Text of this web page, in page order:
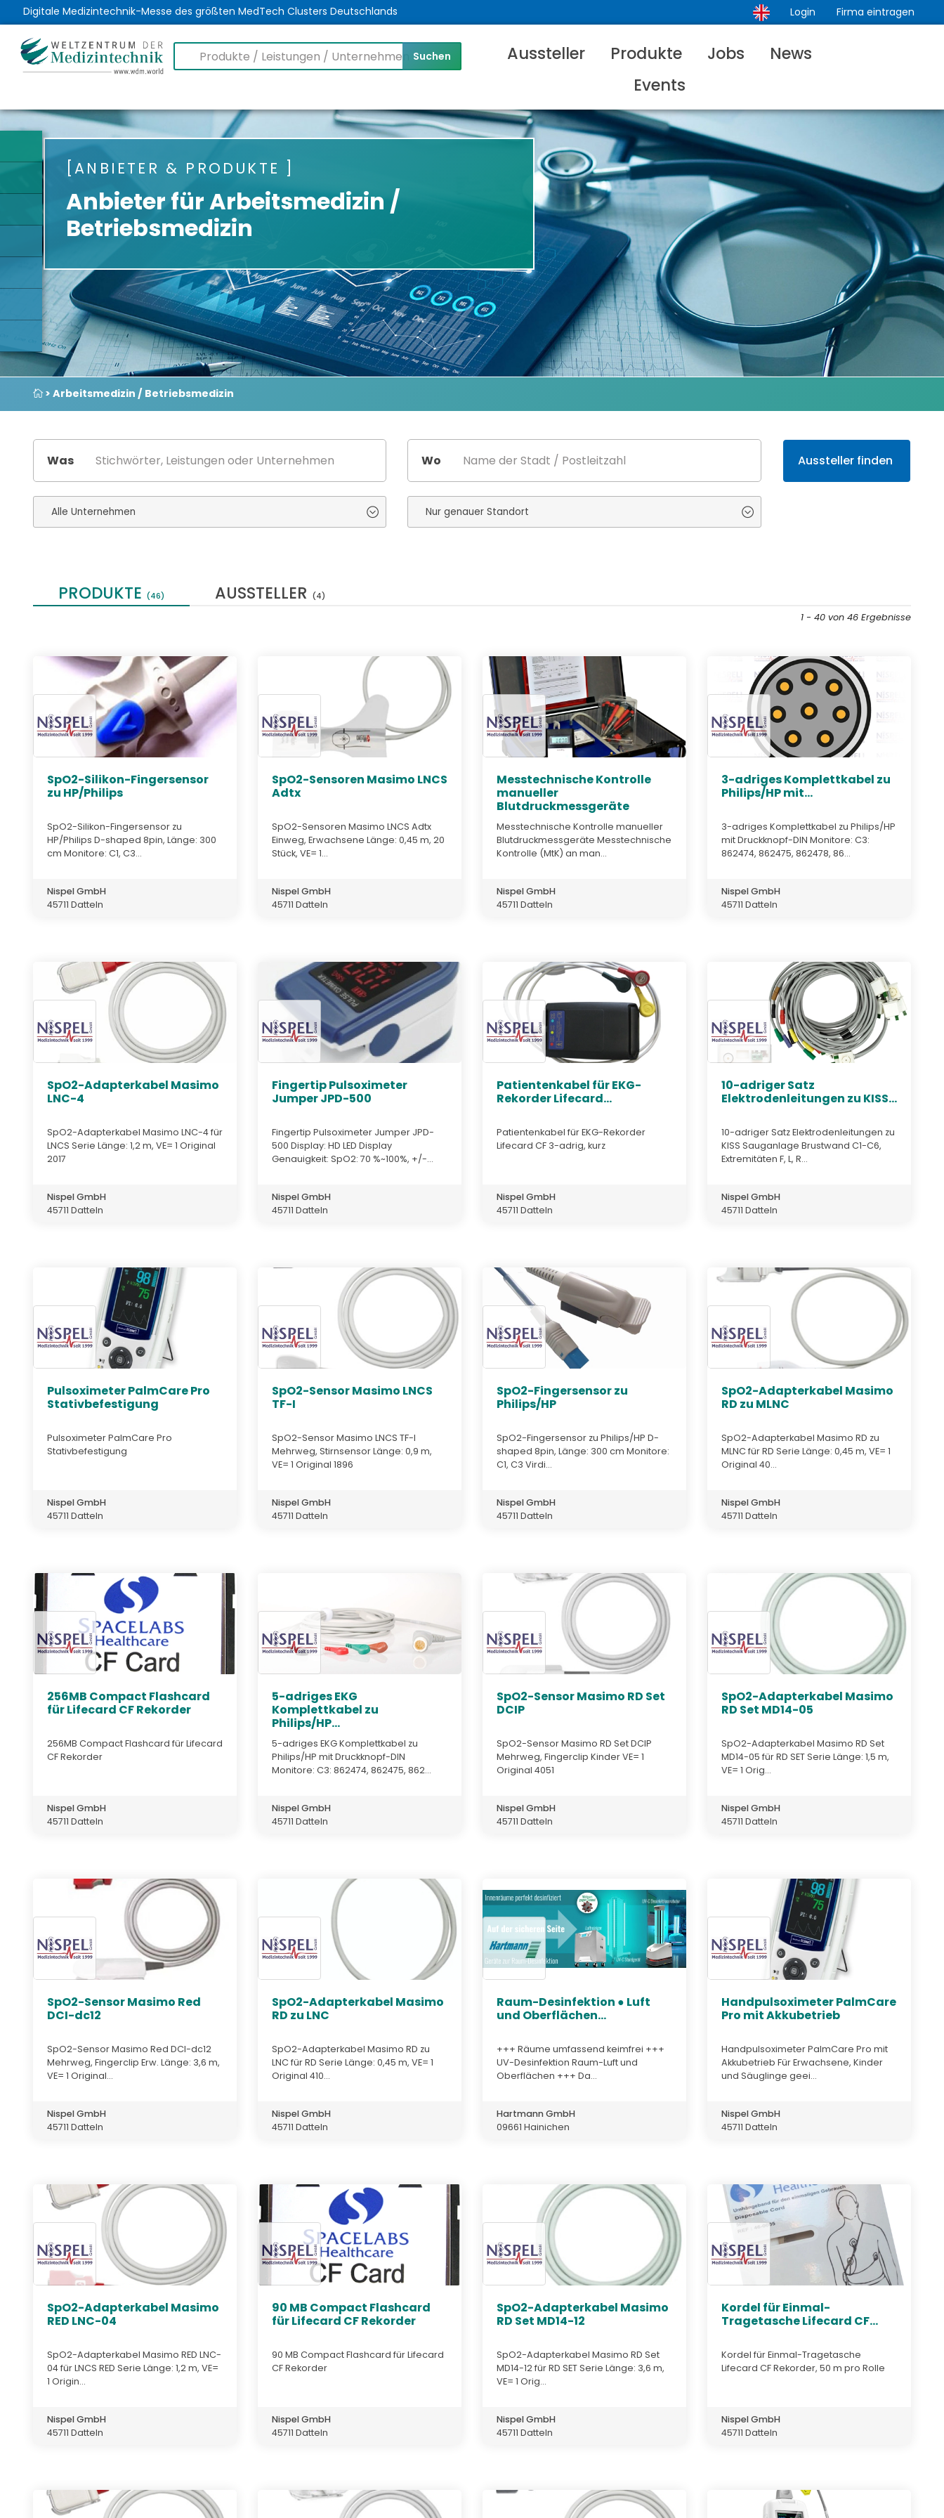
Digitale Medizintechnik-Messe des größten MedTech Clusters Deutschlands Login Firma eintragen
Aussteller Produkte Jobs
News
Events
ANBIETER & PRODUKTE
Anbieter für Arbeitsmedizin /
Betriebsmedizin
> Arbeitsmedizin / Betriebsmedizin
Was Wo
PRODUKTE (46) AUSSTELLER (4)
1 - 40 von 46 Ergebnisse
SpO2-Silikon-Fingersensor
zu HP/Philips
SpO2-Silikon-Fingersensor zu
HP/Philips D-shaped 8pin, Länge: 300
cm Monitore: C1, C3...
Nispel GmbH
45711 Datteln
SpO2-Sensoren Masimo LNCS
Adtx
SpO2-Sensoren Masimo LNCS Adtx
Einweg, Erwachsene Länge: 0,45 m, 20
Stück, VE= 1...
Nispel GmbH
45711 Datteln
Messtechnische Kontrolle
manueller
Blutdruckmessgeräte
Messtechnische Kontrolle manueller
Blutdruckmessgeräte Messtechnische
Kontrolle (MtK) an man...
Nispel GmbH
45711 Datteln
3-adriges Komplettkabel zu
Philips/HP mit...
3-adriges Komplettkabel zu Philips/HP
mit Druckknopf-DIN Monitore: C3:
862474, 862475, 862478, 86...
Nispel GmbH
45711 Datteln
SpO2-Adapterkabel Masimo
LNC-4
SpO2-Adapterkabel Masimo LNC-4 für
LNCS Serie Länge: 1,2 m, VE= 1 Original
2017
Nispel GmbH
45711 Datteln
Fingertip Pulsoximeter
Jumper JPD-500
Fingertip Pulsoximeter Jumper JPD-
500 Display: HD LED Display
Genauigkeit: SpO2: 70 %~100%, +/-...
Nispel GmbH
45711 Datteln
Patientenkabel für EKG-
Rekorder Lifecard...
Patientenkabel für EKG-Rekorder
Lifecard CF 3-adrig, kurz
Nispel GmbH
45711 Datteln
10-adriger Satz
Elektrodenleitungen zu KISS...
10-adriger Satz Elektrodenleitungen zu
KISS Sauganlage Brustwand C1-C6,
Extremitäten F, L, R...
Nispel GmbH
45711 Datteln
Pulsoximeter PalmCare Pro
Stativbefestigung
Pulsoximeter PalmCare Pro
Stativbefestigung
Nispel GmbH
45711 Datteln
SpO2-Sensor Masimo LNCS
TF-I
SpO2-Sensor Masimo LNCS TF-I
Mehrweg, Stirnsensor Länge: 0,9 m,
VE= 1 Original 1896
Nispel GmbH
45711 Datteln
SpO2-Fingersensor zu
Philips/HP
SpO2-Fingersensor zu Philips/HP D-
shaped 8pin, Länge: 300 cm Monitore:
C1, C3 Virdi...
Nispel GmbH
45711 Datteln
SpO2-Adapterkabel Masimo
RD zu MLNC
SpO2-Adapterkabel Masimo RD zu
MLNC für RD Serie Länge: 0,45 m, VE= 1
Original 40...
Nispel GmbH
45711 Datteln
256MB Compact Flashcard
für Lifecard CF Rekorder
256MB Compact Flashcard für Lifecard
CF Rekorder
Nispel GmbH
45711 Datteln
5-adriges EKG
Komplettkabel zu
Philips/HP...
5-adriges EKG Komplettkabel zu
Philips/HP mit Druckknopf-DIN
Monitore: C3: 862474, 862475, 862...
Nispel GmbH
45711 Datteln
SpO2-Sensor Masimo RD Set
DCIP
SpO2-Sensor Masimo RD Set DCIP
Mehrweg, Fingerclip Kinder VE= 1
Original 4051
Nispel GmbH
45711 Datteln
SpO2-Adapterkabel Masimo
RD Set MD14-05
SpO2-Adapterkabel Masimo RD Set
MD14-05 für RD SET Serie Länge: 1,5 m,
VE= 1 Orig...
Nispel GmbH
45711 Datteln
SpO2-Sensor Masimo Red
DCI-dc12
SpO2-Sensor Masimo Red DCI-dc12
Mehrweg, Fingerclip Erw. Länge: 3,6 m,
VE= 1 Original...
Nispel GmbH
45711 Datteln
SpO2-Adapterkabel Masimo
RD zu LNC
SpO2-Adapterkabel Masimo RD zu
LNC für RD Serie Länge: 0,45 m, VE= 1
Original 410...
Nispel GmbH
45711 Datteln
Raum-Desinfektion ● Luft
und Oberflächen...
+++ Räume umfassend keimfrei +++
UV-Desinfektion Raum-Luft und
Oberflächen +++ Da...
Hartmann GmbH
09661 Hainichen
Handpulsoximeter PalmCare
Pro mit Akkubetrieb
Handpulsoximeter PalmCare Pro mit
Akkubetrieb Für Erwachsene, Kinder
und Säuglinge geei...
Nispel GmbH
45711 Datteln
SpO2-Adapterkabel Masimo
RED LNC-04
SpO2-Adapterkabel Masimo RED LNC-
04 für LNCS RED Serie Länge: 1,2 m, VE=
1 Origin...
Nispel GmbH
45711 Datteln
90 MB Compact Flashcard
für Lifecard CF Rekorder
90 MB Compact Flashcard für Lifecard
CF Rekorder
Nispel GmbH
45711 Datteln
SpO2-Adapterkabel Masimo
RD Set MD14-12
SpO2-Adapterkabel Masimo RD Set
MD14-12 für RD SET Serie Länge: 3,6 m,
VE= 1 Orig...
Nispel GmbH
45711 Datteln
Kordel für Einmal-
Tragetasche Lifecard CF...
Kordel für Einmal-Tragetasche
Lifecard CF Rekorder, 50 m pro Rolle
Nispel GmbH
45711 Datteln